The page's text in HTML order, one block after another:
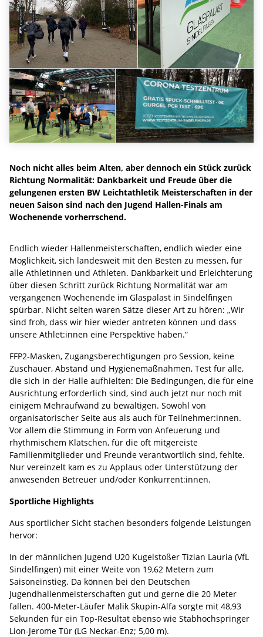
Noch nicht alles beim Alten, aber dennoch ein Stück zurück
Richtung Normalität: Dankbarkeit und Freude über die
gelungenen ersten BW Leichtathletik Meisterschaften in der
neuen Saison sind nach den Jugend Hallen-Finals am
Wochenende vorherrschend.
Endlich wieder Hallenmeisterschaften, endlich wieder eine
Möglichkeit, sich landesweit mit den Besten zu messen, für
alle Athletinnen und Athleten. Dankbarkeit und Erleichterung
über diesen Schritt zurück Richtung Normalität war am
vergangenen Wochenende im Glaspalast in Sindelfingen
spürbar. Nicht selten waren Sätze dieser Art zu hören: „Wir
sind froh, dass wir hier wieder antreten können und dass
unsere Athlet:innen eine Perspektive haben.“
FFP2-Masken, Zugangsberechtigungen pro Session, keine
Zuschauer, Abstand und Hygienemaßnahmen, Test für alle,
die sich in der Halle aufhielten: Die Bedingungen, die für eine
Ausrichtung erforderlich sind, sind auch jetzt nur noch mit
einigem Mehraufwand zu bewältigen. Sowohl von
organisatorischer Seite aus als auch für Teilnehmer:innen.
Vor allem die Stimmung in Form von Anfeuerung und
rhythmischem Klatschen, für die oft mitgereiste
Familienmitglieder und Freunde verantwortlich sind, fehlte.
Nur vereinzelt kam es zu Applaus oder Unterstützung der
anwesenden Betreuer und/oder Konkurrent:innen.
Sportliche Highlights
Aus sportlicher Sicht stachen besonders folgende Leistungen
hervor:
In der männlichen Jugend U20 Kugelstoßer Tizian Lauria (VfL
Sindelfingen) mit einer Weite von 19,62 Metern zum
Saisoneinstieg. Da können bei den Deutschen
Jugendhallenmeisterschaften gut und gerne die 20 Meter
fallen. 400-Meter-Läufer Malik Skupin-Alfa sorgte mit 48,93
Sekunden für ein Top-Resultat ebenso wie Stabhochspringer
Lion-Jerome Tür (LG Neckar-Enz; 5,00 m).